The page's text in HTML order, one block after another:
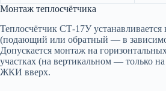
Монтаж теплосчётчика
Теплосчётчик СТ-17У устанавливается
(подающий или обратный — в
Допускается монтаж на
участках (на вертикальном — только
ЖКИ вверх.